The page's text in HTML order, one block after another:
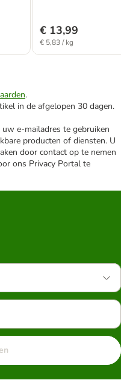
€ 13,99
€ 5,83 / kg
.
in de afgelopen 30 dagen.
e-mailadres te gebruiken
producten of diensten. U
door contact op te nemen
ons Privacy Portal te